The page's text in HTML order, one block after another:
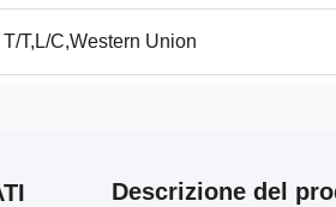
T/T,L/C,Western Union
Descrizione del